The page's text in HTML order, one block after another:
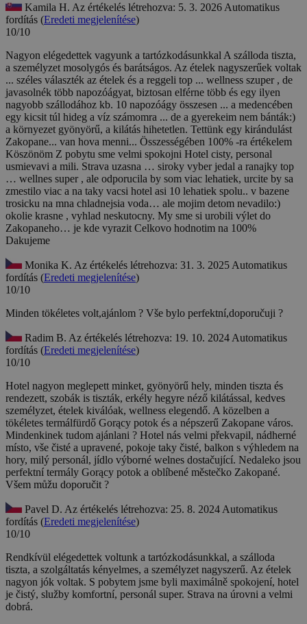
Kamila H. Az értékelés létrehozva: 5. 3. 2026 Automatikus
fordítás (Eredeti megjelenítése)
10/10
Nagyon elégedettek vagyunk a tartózkodásunkkal A szálloda tiszta,
a személyzet mosolygós és barátságos. Az ételek nagyszerűek voltak
... széles választék az ételek és a reggeli top ... wellness szuper , de
javasolnék több napozóágyat, biztosan elférne több és egy ilyen
nagyobb szállodához kb. 10 napozóágy összesen ... a medencében
egy kicsit túl hideg a víz számomra ... de a gyerekeim nem bánták:)
a környezet gyönyörű, a kilátás hihetetlen. Tettünk egy kirándulást
Zakopane... van hova menni... Összességében 100% -ra értékelem
Köszönöm Z pobytu sme velmi spokojni Hotel cisty, personal
usmievavi a mili. Strava uzasna … siroky vyber jedal a ranajky top
… wellnes super , ale odporucila by som viac lehatiek, urcite by sa
zmestilo viac a na taky vacsi hotel asi 10 lehatiek spolu.. v bazene
trosicku na mna chladnejsia voda… ale mojim detom nevadilo:)
okolie krasne , vyhlad neskutocny. My sme si urobili výlet do
Zakopaneho… je kde vyrazit Celkovo hodnotim na 100%
Dakujeme
Monika K. Az értékelés létrehozva: 31. 3. 2025 Automatikus
fordítás (Eredeti megjelenítése)
10/10
Minden tökéletes volt,ajánlom ? Vše bylo perfektní,doporučuji ?
Radim B. Az értékelés létrehozva: 19. 10. 2024 Automatikus
fordítás (Eredeti megjelenítése)
10/10
Hotel nagyon meglepett minket, gyönyörű hely, minden tiszta és
rendezett, szobák is tiszták, erkély hegyre néző kilátással, kedves
személyzet, ételek kiválóak, wellness elegendő. A közelben a
tökéletes termálfürdő Gorący potok és a népszerű Zakopane város.
Mindenkinek tudom ajánlani ? Hotel nás velmi překvapil, nádherné
místo, vše čisté a upravené, pokoje taky čisté, balkon s výhledem na
hory, milý personál, jídlo výborné welnes dostačující. Nedaleko jsou
perfektní termály Gorący potok a oblíbené městečko Zakopané.
Všem můžu doporučit ?
Pavel D. Az értékelés létrehozva: 25. 8. 2024 Automatikus
fordítás (Eredeti megjelenítése)
10/10
Rendkívül elégedettek voltunk a tartózkodásunkkal, a szálloda
tiszta, a szolgáltatás kényelmes, a személyzet nagyszerű. Az ételek
nagyon jók voltak. S pobytem jsme byli maximálně spokojení, hotel
je čistý, služby komfortní, personál super. Strava na úrovni a velmi
dobrá.